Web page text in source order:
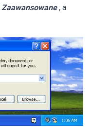
Zaawansowane , a